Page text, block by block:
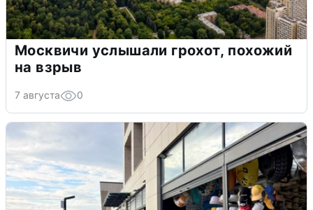
Москвичи услышали грохот, похожий
на взрыв
7 августа 0